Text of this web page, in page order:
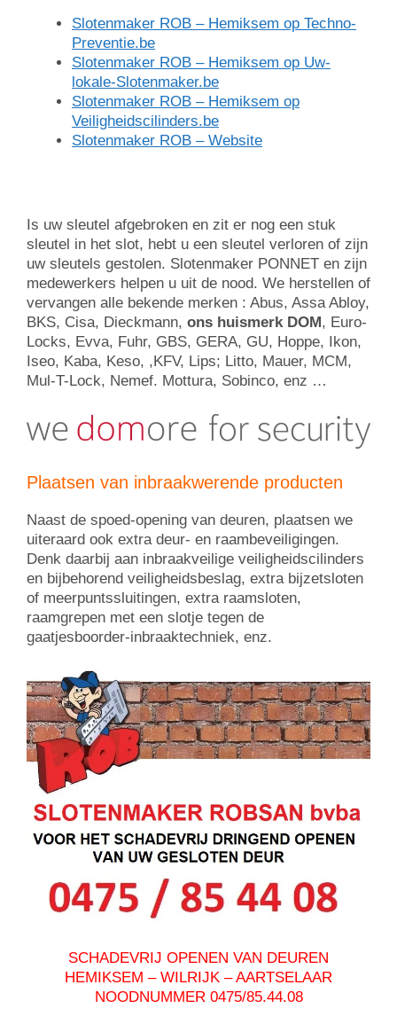
Slotenmaker ROB – Hemiksem op Techno-
Preventie.be
Slotenmaker ROB – Hemiksem op Uw-
lokale-Slotenmaker.be
Slotenmaker ROB – Hemiksem op
Veiligheidscilinders.be
Slotenmaker ROB – Website
Is uw sleutel afgebroken en zit er nog een stuk
sleutel in het slot, hebt u een sleutel verloren of zijn
uw sleutels gestolen. Slotenmaker PONNET en zijn
medewerkers helpen u uit de nood. We herstellen of
vervangen alle bekende merken : Abus, Assa Abloy,
BKS, Cisa, Dieckmann, ons huismerk DOM , Euro-
Locks, Evva, Fuhr, GBS, GERA, GU, Hoppe, Ikon,
Iseo, Kaba, Keso, ,KFV, Lips; Litto, Mauer, MCM,
Mul-T-Lock, Nemef. Mottura, Sobinco, enz …
Plaatsen van inbraakwerende producten
Naast de spoed-opening van deuren, plaatsen we
uiteraard ook extra deur- en raambeveiligingen.
Denk daarbij aan inbraakveilige veiligheidscilinders
en bijbehorend veiligheidsbeslag, extra bijzetsloten
of meerpuntssluitingen, extra raamsloten,
raamgrepen met een slotje tegen de
gaatjesboorder-inbraaktechniek, enz.
SCHADEVRIJ OPENEN VAN DEUREN
HEMIKSEM – WILRIJK – AARTSELAAR
NOODNUMMER 0475/85.44.08